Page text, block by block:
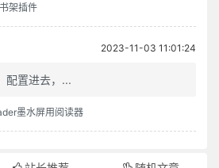
架插件
2023-11-03 11:01:24
配置进去，...
墨水屏用阅读器